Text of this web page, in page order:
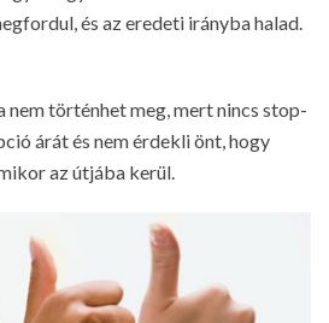
és az eredeti irányba halad.
nem történhet meg, mert nincs stop-
árát és nem érdekli önt, hogy
az útjába kerül.